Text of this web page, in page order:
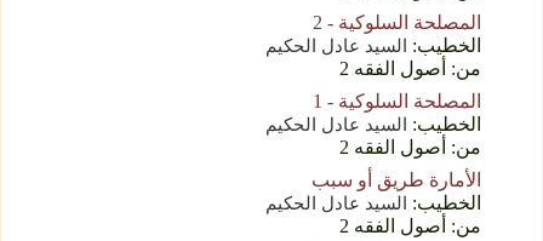
المصلحة السلوكية - 2
الخطيب: السید عادل الحکیم
من: أصول الفقه 2
المصلحة السلوكية - 1
الخطيب: السید عادل الحکیم
من: أصول الفقه 2
الأمارة طریق أو سبب
الخطيب: السید عادل الحکیم
من: أصول الفقه 2